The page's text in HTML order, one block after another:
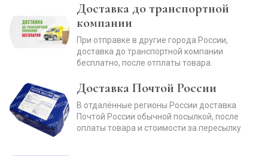
Доставка до транспортной
компании
При отправке в другие города России,
доставка до транспортной компании
бесплатно, после отплаты товара.
Доставка Почтой России
В отдалённые регионы России доставка
Почтой России обычной посылкой, после
оплаты товара и стоимости за пересылку